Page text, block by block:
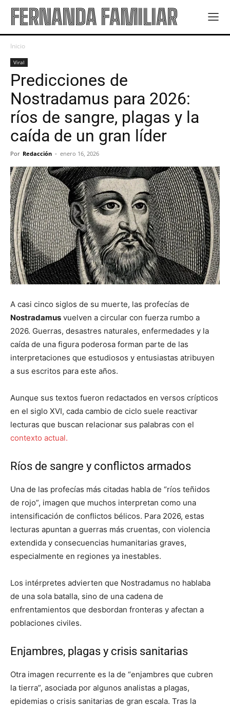
FERNANDA FAMILIAR
Inicio
Viral
Predicciones de
Nostradamus para 2026:
ríos de sangre, plagas y la
caída de un gran líder
Por Redacción - enero 16, 2026
A casi cinco siglos de su muerte, las profecías de
Nostradamus vuelven a circular con fuerza rumbo a
2026. Guerras, desastres naturales, enfermedades y la
caída de una figura poderosa forman parte de las
interpretaciones que estudiosos y entusiastas atribuyen
a sus escritos para este años.
Aunque sus textos fueron redactados en versos crípticos
en el siglo XVI, cada cambio de ciclo suele reactivar
lecturas que buscan relacionar sus palabras con el
contexto actual.
Ríos de sangre y conflictos armados
Una de las profecías más citadas habla de “ríos teñidos
de rojo”, imagen que muchos interpretan como una
intensificación de conflictos bélicos. Para 2026, estas
lecturas apuntan a guerras más cruentas, con violencia
extendida y consecuencias humanitarias graves,
especialmente en regiones ya inestables.
Los intérpretes advierten que Nostradamus no hablaba
de una sola batalla, sino de una cadena de
enfrentamientos que desbordan fronteras y afectan a
poblaciones civiles.
Enjambres, plagas y crisis sanitarias
Otra imagen recurrente es la de “enjambres que cubren
la tierra”, asociada por algunos analistas a plagas,
epidemias o crisis sanitarias de gran escala. Tras la